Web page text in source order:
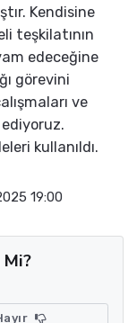
Kendisine
teşkilatının
edeceğine
görevini
ve
kullanıldı.
19:00